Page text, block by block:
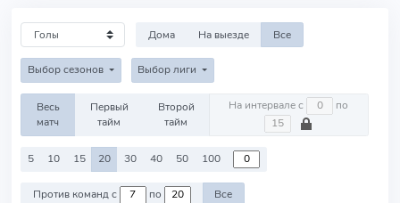
Дома На выезде Все
Выбор сезонов Выбор лиги
Весь
матч
Первый
тайм
Второй
тайм
На интервале с по
5 10 15 20 30 40 50 100
Против команд с по Все